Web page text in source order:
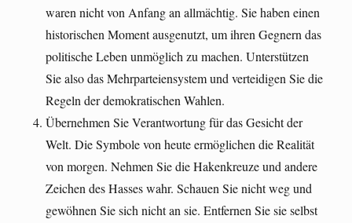
waren nicht von Anfang an allmächtig. Sie haben einen
historischen Moment ausgenutzt, um ihren Gegnern das
politische Leben unmöglich zu machen. Unterstützen
Sie also das Mehrparteiensystem und verteidigen Sie die
Regeln der demokratischen Wahlen.
Übernehmen Sie Verantwortung für das Gesicht der
Welt. Die Symbole von heute ermöglichen die Realität
von morgen. Nehmen Sie die Hakenkreuze und andere
Zeichen des Hasses wahr. Schauen Sie nicht weg und
gewöhnen Sie sich nicht an sie. Entfernen Sie sie selbst